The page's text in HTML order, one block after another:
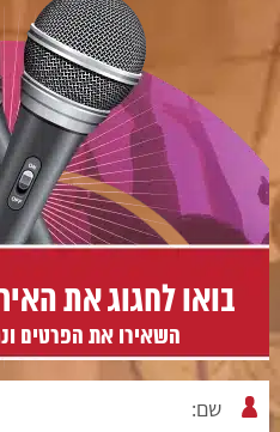
בואו לחגוג את
השאירו את הפרטים